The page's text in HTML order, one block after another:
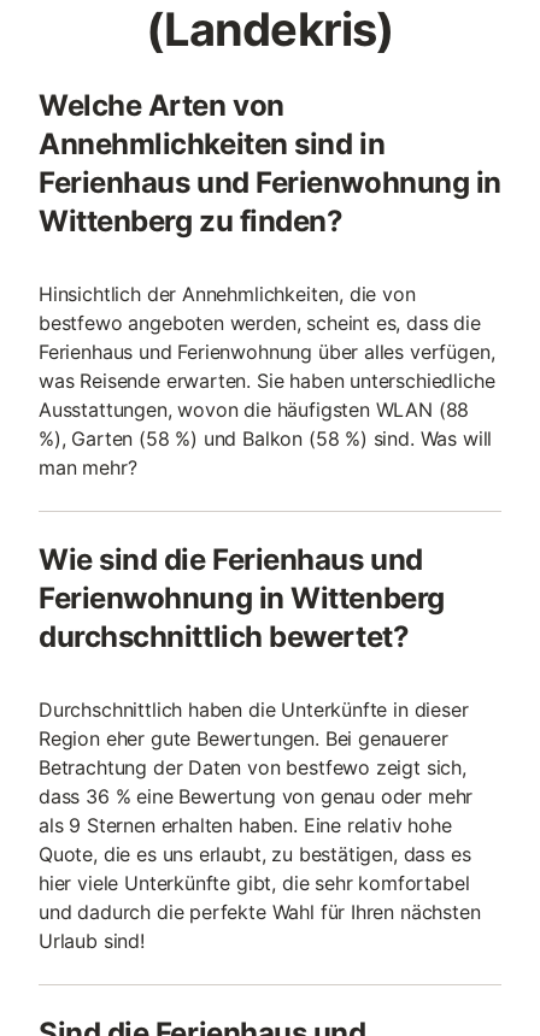
(Landekris)
Welche Arten von
Annehmlichkeiten sind in
Ferienhaus und Ferienwohnung in
Wittenberg zu finden?
Hinsichtlich der Annehmlichkeiten, die von
bestfewo angeboten werden, scheint es, dass die
Ferienhaus und Ferienwohnung über alles verfügen,
was Reisende erwarten. Sie haben unterschiedliche
Ausstattungen, wovon die häufigsten WLAN (88
%), Garten (58 %) und Balkon (58 %) sind. Was will
man mehr?
Wie sind die Ferienhaus und
Ferienwohnung in Wittenberg
durchschnittlich bewertet?
Durchschnittlich haben die Unterkünfte in dieser
Region eher gute Bewertungen. Bei genauerer
Betrachtung der Daten von bestfewo zeigt sich,
dass 36 % eine Bewertung von genau oder mehr
als 9 Sternen erhalten haben. Eine relativ hohe
Quote, die es uns erlaubt, zu bestätigen, dass es
hier viele Unterkünfte gibt, die sehr komfortabel
und dadurch die perfekte Wahl für Ihren nächsten
Urlaub sind!